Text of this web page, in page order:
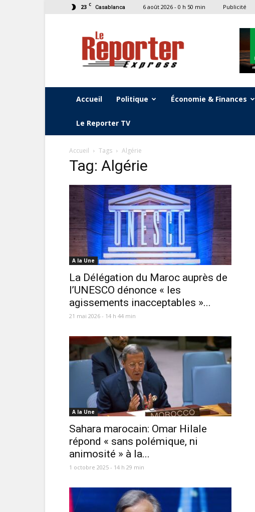
23 C Casablanca 6 août 2026 - 0 h 50 min Publicité
Le
Reporter
Express
Accueil Politique Économie & Finances
Le Reporter TV
Accueil Tags Algérie
Tag: Algérie
A la Une
La Délégation du Maroc auprès de
l’UNESCO dénonce « les
agissements inacceptables »...
21 mai 2026 - 14 h 44 min
A la Une
Sahara marocain: Omar Hilale
répond « sans polémique, ni
animosité » à la...
1 octobre 2025 - 14 h 29 min